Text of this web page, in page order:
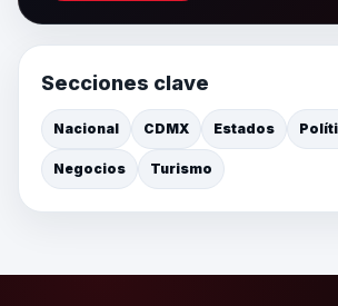
Secciones clave
Nacional CDMX Estados
Negocios Turismo